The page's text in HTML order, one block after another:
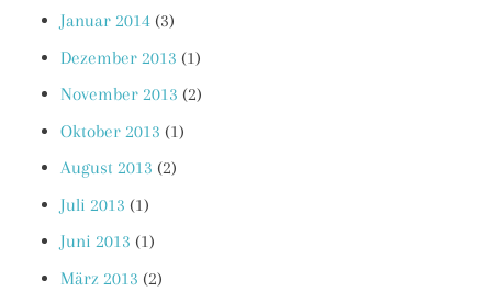
Januar 2014 (3)
Dezember 2013 (1)
November 2013 (2)
Oktober 2013 (1)
August 2013 (2)
Juli 2013 (1)
Juni 2013 (1)
März 2013 (2)